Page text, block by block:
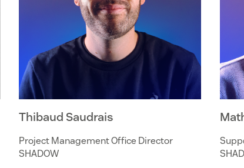
Thibaud Saudrais
Project Management Office Director
SHADOW